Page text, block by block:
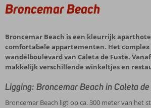
Broncemar Beach
Broncemar Beach is een kleurrijk
comfortabele appartementen. Het
wandelboulevard van Caleta de Fuste.
makkelijk verschillende winkeltjes en
Ligging: Broncemar Beach in Caleta
Broncemar Beach ligt op ca. 300 meter van het